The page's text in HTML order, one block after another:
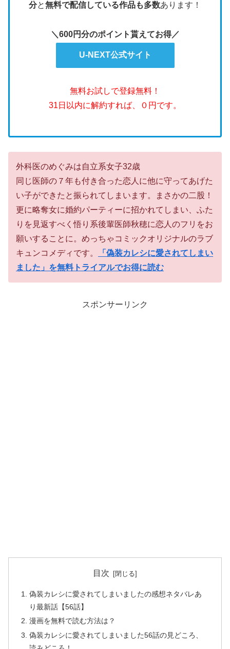
分と無料で配信している作品も多数あります！
＼600円分のポイント貰えてお得／
U-NEXT公式サイト
無料お試しで登録無料！
31日以内に解約すれば、０円です。
外科医のめぐみは自立系女子32歳
同じ医師の７年も付き合った恋人に他に守ってあげた
い子ができたと振られてしまいます。まさかの二股！
更に略奪女に婚約パーティーに招かれてしまい、ふた
りを見返すべく悟り系後輩医師秋穂に恋人のフリをお
願いすることに。めっちゃコミックオリジナルのラブ
キュンコメディです。
「偽装カレシに愛されてしまい
ました」を無料トライアルでお得に読む
スポンサーリンク
目次
偽装カレシに愛されてしまいましたの感想ネタバレあ
り最新話【56話】
漫画を無料で読む方法は？
偽装カレシに愛されてしまいました56話の見どころ、